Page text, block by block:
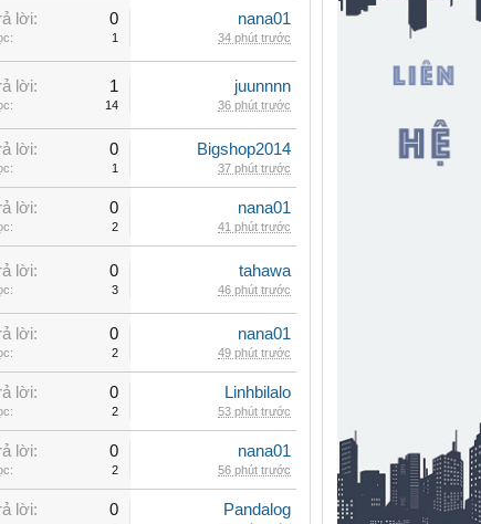
lời: 0
1
nana01
34 phút trước
lời: 1
14
juunnnn
36 phút trước
lời: 0
1
Bigshop2014
37 phút trước
lời: 0
2
nana01
41 phút trước
lời: 0
3
tahawa
46 phút trước
lời: 0
2
nana01
49 phút trước
lời: 0
2
Linhbilalo
53 phút trước
lời: 0
2
nana01
56 phút trước
lời: 0 Pandalog